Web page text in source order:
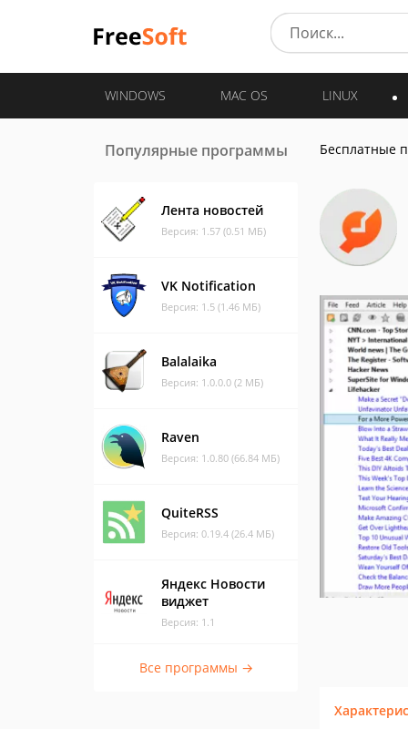
WINDOWS MAC OS LINUX
Популярные программы
Лента новостей
Версия: 1.57 (0.51 МБ)
VK Notification
Версия: 1.5 (1.46 МБ)
Balalaika
Версия: 1.0.0.0 (2 МБ)
Raven
Версия: 1.0.80 (66.84 МБ)
QuiteRSS
Версия: 0.19.4 (26.4 МБ)
Яндекс Новости
виджет
Версия: 1.1
Все программы →
Бесплатные